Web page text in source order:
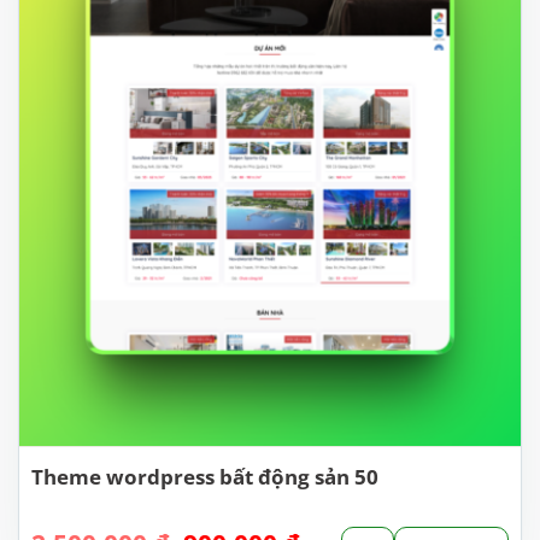
Theme wordpress bất động sản 50